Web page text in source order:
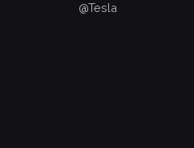
@Tesla